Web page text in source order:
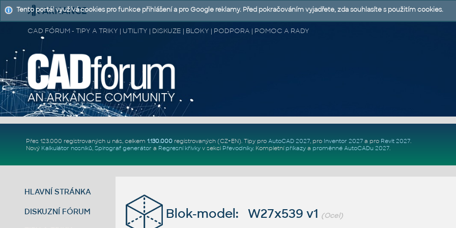
CAD FÓRUM - TIPY A TRIKY | UTILITY | DISKUZE | BLOKY | PODPORA | POMOC A RADY
Přes 123.000 registrovaných u nás, celkem 1.130.000registrovaných (CZ+EN). Tipy pro AutoCAD 2027, pro Inventor 2027a pro Revit 2027.
Nový Kalkulátor nosníků, Spirograf generátor a Regresní křivkyv sekci Převodníky. Kompletní příkazya proměnné AutoCADu 2027.
HLAVNÍ STRÁNKA
DISKUZNÍ FÓRUM Blok-model: W27x539 v1 (Ocel)
Tento portál využívá cookies pro funkce přihlášení a pro Google reklamy. Před pokračováním vyjadřete, zda souhlasíte s použitím cookies.